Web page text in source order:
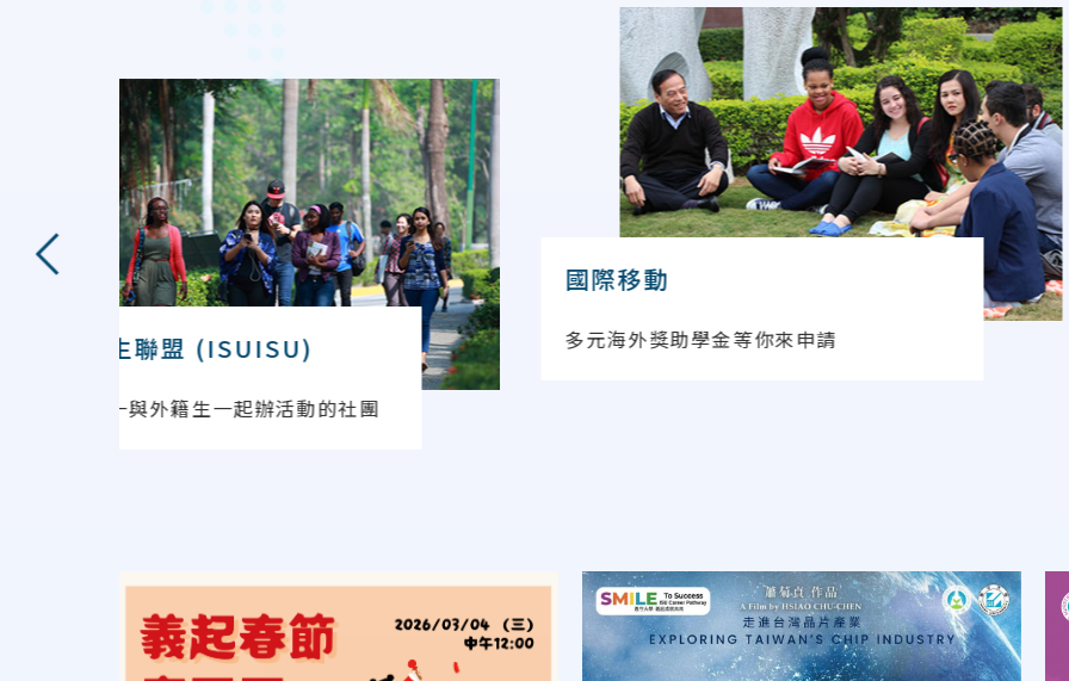
上一則
無國界學生聯盟 (ISUISU)
義守大學唯一與外籍生一起辦活動的社團
國際移動
多元海外獎助學金等你來申請